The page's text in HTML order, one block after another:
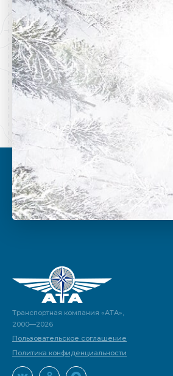
Транспортная компания «АТА»,
2000—2026
Пользовательское соглашение
Политика конфиденциальности